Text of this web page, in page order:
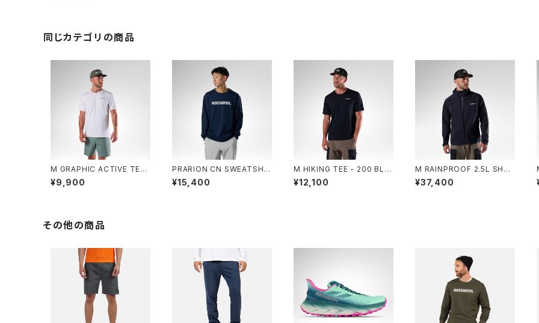
同じカテゴリの商品
M GRAPHIC ACTIVE TEE
- 100 WHITE
¥9,900
PRARION CN SWEATSHIR
T - 715 DARK NAVY
¥15,400
M HIKING TEE - 200 BLA
CK
¥12,100
M RAINPROOF 2.5L SHEL
L JKT - 200 BLACK
¥37,400
その他の商品